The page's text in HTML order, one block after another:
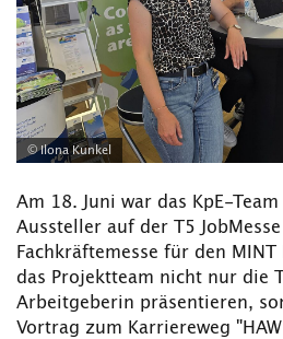
© Ilona Kunkel
Am 18. Juni war das KpE-
Aussteller auf der T5
Fachkräftemesse für den
das Projektteam nicht nur die
Arbeitgeberin präsentieren,
Vortrag zum Karriereweg